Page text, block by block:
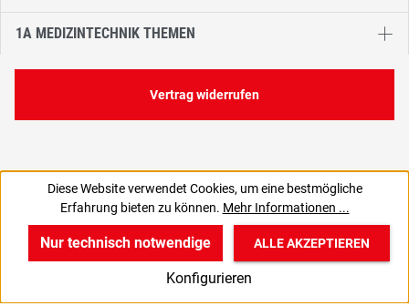
1A MEDIZINTECHNIK THEMEN
Vertrag widerrufen
Diese Website verwendet Cookies, um eine bestmögliche
Erfahrung bieten zu können. Mehr Informationen ...
Nur technisch notwendige
Konfigurieren
ALLE AKZEPTIEREN
v
Produkte
B